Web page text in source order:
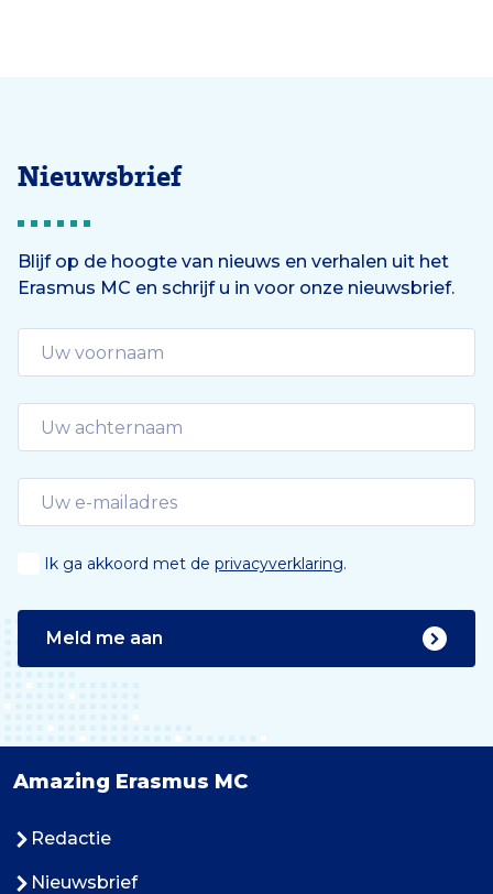
Nieuwsbrief
Blijf op de hoogte van nieuws en verhalen uit het
Erasmus MC en schrijf u in voor onze nieuwsbrief.
Ik ga akkoord met de privacyverklaring.
Meld me aan
Amazing Erasmus MC
Redactie
Nieuwsbrief